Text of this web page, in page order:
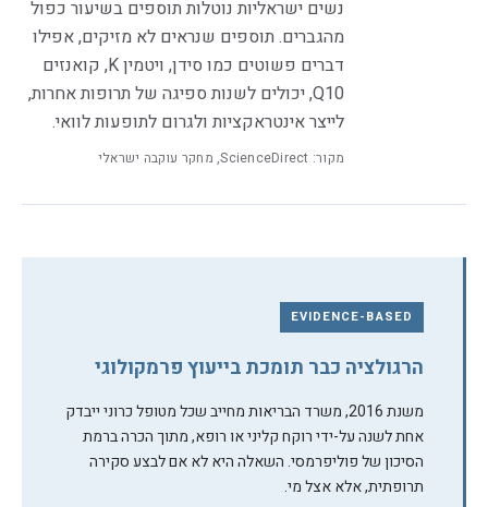
נשים ישראליות נוטלות תוספים בשיעור כפול
מהגברים. תוספים שנראים לא מזיקים, אפילו
דברים פשוטים כמו סידן, ויטמין K, קואנזים
Q10, יכולים לשנות ספיגה של תרופות אחרות,
לייצר אינטראקציות ולגרום לתופעות לוואי.
מקור: ScienceDirect, מחקר עוקבה ישראלי
EVIDENCE-BASED
הרגולציה כבר תומכת בייעוץ פרמקולוגי
משנת 2016, משרד הבריאות מחייב שכל מטופל כרוני ייבדק
אחת לשנה על-ידי רוקח קליני או רופא, מתוך הכרה ברמת
הסיכון של פוליפרמסי. השאלה היא לאאםלבצע סקירה
תרופתית, אלאאצל מי.